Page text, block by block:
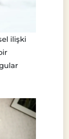
ilişki